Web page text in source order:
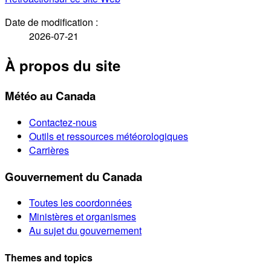
Date de modification :
2026-07-21
À propos du site
Météo au Canada
Contactez-nous
Outils et ressources météorologiques
Carrières
Gouvernement du Canada
Toutes les coordonnées
Ministères et organismes
Au sujet du gouvernement
Themes and topics